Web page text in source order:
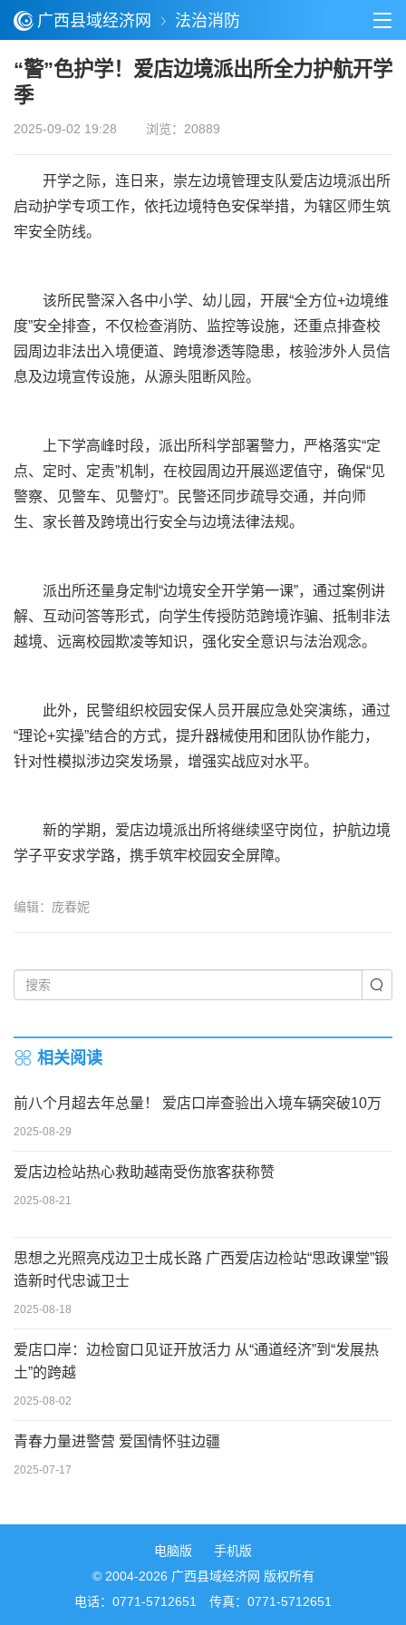
广西县域经济网 法治消防
“警”色护学！爱店边境派出所全力护航开学
季
2025-09-02 19:28 浏览：20889
开学之际，连日来，崇左边境管理支队爱店边境派出所
启动护学专项工作，依托边境特色安保举措，为辖区师生筑
牢安全防线。
该所民警深入各中小学、幼儿园，开展“全方位+边境维
度”安全排查，不仅检查消防、监控等设施，还重点排查校
园周边非法出入境便道、跨境渗透等隐患，核验涉外人员信
息及边境宣传设施，从源头阻断风险。
上下学高峰时段，派出所科学部署警力，严格落实“定
点、定时、定责”机制，在校园周边开展巡逻值守，确保“见
警察、见警车、见警灯”。民警还同步疏导交通，并向师
生、家长普及跨境出行安全与边境法律法规。
派出所还量身定制“边境安全开学第一课”，通过案例讲
解、互动问答等形式，向学生传授防范跨境诈骗、抵制非法
越境、远离校园欺凌等知识，强化安全意识与法治观念。
此外，民警组织校园安保人员开展应急处突演练，通过
“理论+实操”结合的方式，提升器械使用和团队协作能力，
针对性模拟涉边突发场景，增强实战应对水平。
新的学期，爱店边境派出所将继续坚守岗位，护航边境
学子平安求学路，携手筑牢校园安全屏障。
编辑：庞春妮
相关阅读
前八个月超去年总量！ 爱店口岸查验出入境车辆突破10万
2025-08-29
爱店边检站热心救助越南受伤旅客获称赞
2025-08-21
思想之光照亮戍边卫士成长路 广西爱店边检站“思政课堂”锻
造新时代忠诚卫士
2025-08-18
爱店口岸：边检窗口见证开放活力 从“通道经济”到“发展热
土”的跨越
2025-08-02
青春力量进警营 爱国情怀驻边疆
2025-07-17
电脑版
手机版
© 2004-2026 广西县域经济网 版权所有
电话：0771-5712651 传真：0771-5712651